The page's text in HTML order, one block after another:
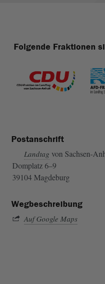
Folgende Fraktionen
Postanschrift
Landtag von Sachsen-
Domplatz 6–9
39104 Magdeburg
Wegbeschreibung
Auf Google Maps